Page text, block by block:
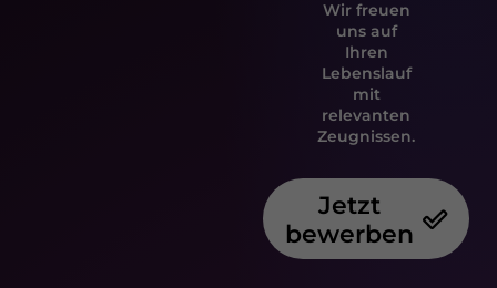
Wir freuen
uns auf
Ihren
Lebenslauf
mit
relevanten
Zeugnissen.
Jetzt
bewerben